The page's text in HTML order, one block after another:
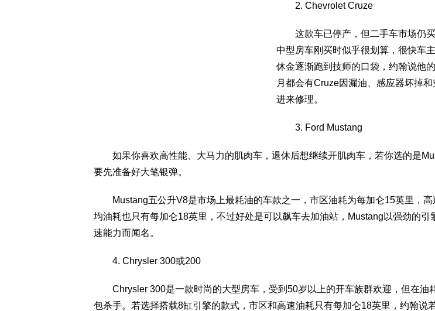
2. Chevrolet Cruze
这款车已停产，但二手车市场仍买
中型房车刚买时似乎很划算，很快车
休金逐渐跑到技师的口袋，约翰说他
月都会有Cruze因漏油、感应器坏掉
进来修理。
3. Ford Mustang
如果你喜欢高性能、大马力的肌肉车，退休后想继续开肌肉车，若你选的是
要先准备好大笔银弹。
Mustang五公升V8是市场上最耗油的车款之一，市区油耗为每加仑15英里，高
均油耗也只有每加仑18英里，不过好处是可以飙车去加油站，Mustang以强劲的引
速能力而闻名。
4. Chrysler 300或200
Chrysler 300是一款时尚的大型房车，受到50岁以上的开车族群欢迎，但在油
包杀手。若选择搭载8缸引擎的款式，市区和高速油耗只有每加仑18英里，约翰说